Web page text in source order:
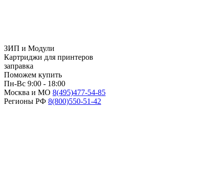
ЗИП и Модули
Картриджи для принтеров
заправка
Поможем купить
Пн-Вс 9:00 - 18:00
Москва и МО 8(495)477-54-85
Регионы РФ 8(800)550-51-42